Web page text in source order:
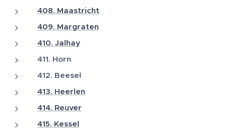
408. Maastricht
409. Margraten
410. Jalhay
411. Horn
412. Beesel
413. Heerlen
414. Reuver
415. Kessel